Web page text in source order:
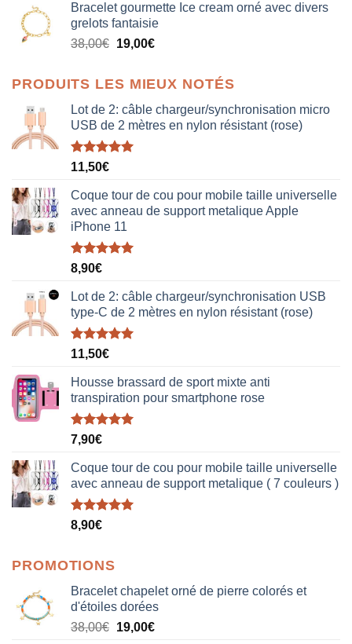
initial
était :
38,00€.
actuel
est :
19,00€.
Bracelet gourmette Ice cream orné avec divers
grelots fantaisie
38,00€ Le
était :
38,00€.
19,00€Le
est :
19,00€.
PRODUITS LES MIEUX NOTÉS
Lot de 2: câble chargeur/synchronisation micro
USB de 2 mètres en nylon résistant (rose)
Note5.00
11,50€
Coque tour de cou pour mobile taille universelle
avec anneau de support metalique Apple
iPhone 11
Note5.00
8,90€
Lot de 2: câble chargeur/synchronisation USB
type-C de 2 mètres en nylon résistant (rose)
Note5.00
11,50€
Housse brassard de sport mixte anti
transpiration pour smartphone rose
Note5.00
7,90€
Coque tour de cou pour mobile taille universelle
avec anneau de support metalique ( 7 couleurs )
Note5.00
8,90€
PROMOTIONS
Bracelet chapelet orné de pierre colorés et
d'étoiles dorées
38,00€ Le
19,00€Le